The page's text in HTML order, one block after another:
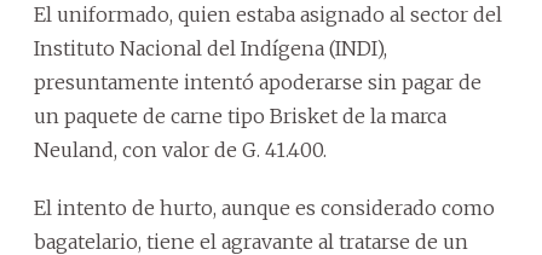
El uniformado, quien estaba asignado al sector del
Instituto Nacional del Indígena (INDI),
presuntamente intentó apoderarse sin pagar de
un paquete de carne tipo Brisket de la marca
Neuland, con valor de G. 41.400.
El intento de hurto, aunque es considerado como
bagatelario, tiene el agravante al tratarse de un